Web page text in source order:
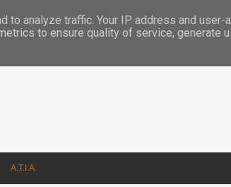
Α.Τ.Ι.Α.
analyze traffic. Your IP address and user-
to ensure quality of service, generate